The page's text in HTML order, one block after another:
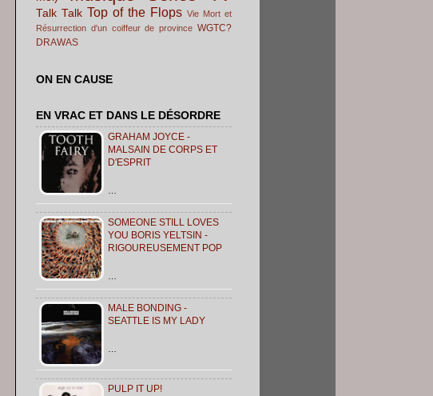
Talk Talk Top of the Flops Vie Mort et
Résurrection d'un coiffeur de province WGTC?
DRAWAS
ON EN CAUSE
EN VRAC ET DANS LE DÉSORDRE
GRAHAM JOYCE -
MALSAIN DE CORPS ET
D'ESPRIT
SOMEONE STILL LOVES
YOU BORIS YELTSIN -
RIGOUREUSEMENT POP
MALE BONDING -
SEATTLE IS MY LADY
PULP IT UP!